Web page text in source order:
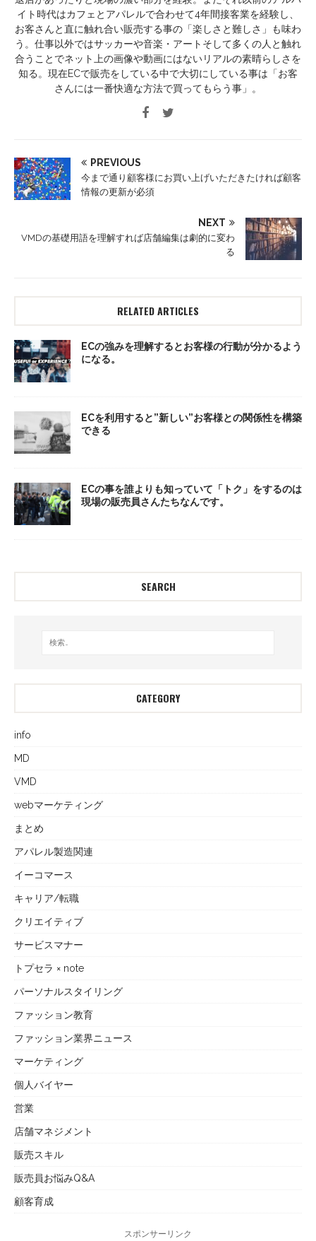
イト時代はカフェとアパレルで合わせて4年間接客業を経験し、
お客さんと直に触れ合い販売する事の「楽しさと難しさ」も味わ
う。仕事以外ではサッカーや音楽・アートそして多くの人と触れ
合うことでネット上の画像や動画にはないリアルの素晴らしさを
知る。現在ECで販売をしている中で大切にしている事は「お客
さんには一番快適な方法で買ってもらう事」。
PREVIOUS
今まで通り顧客様にお買い上げいただきたければ顧客
情報の更新が必須
NEXT
VMDの基礎用語を理解すれば店舗編集は劇的に変わ
る
RELATED ARTICLES
ECの強みを理解するとお客様の行動が分かるよう
になる。
ECを利用すると”新しい”お客様との関係性を構築
できる
ECの事を誰よりも知っていて「トク」をするのは
現場の販売員さんたちなんです。
SEARCH
CATEGORY
info
MD
VMD
webマーケティング
まとめ
アパレル製造関連
イーコマース
キャリア/転職
クリエイティブ
サービスマナー
トプセラ × note
パーソナルスタイリング
ファッション教育
ファッション業界ニュース
マーケティング
個人バイヤー
営業
店舗マネジメント
販売スキル
販売員お悩みQ&A
顧客育成
スポンサーリンク